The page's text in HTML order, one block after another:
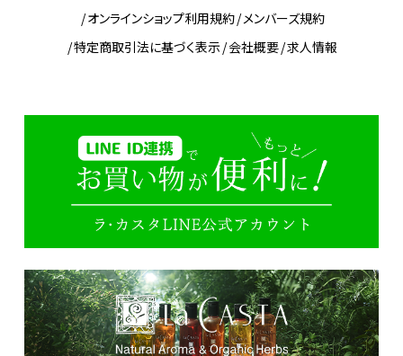
オンラインショップ利用規約 メンバーズ規約
特定商取引法に基づく表示 会社概要 求人情報